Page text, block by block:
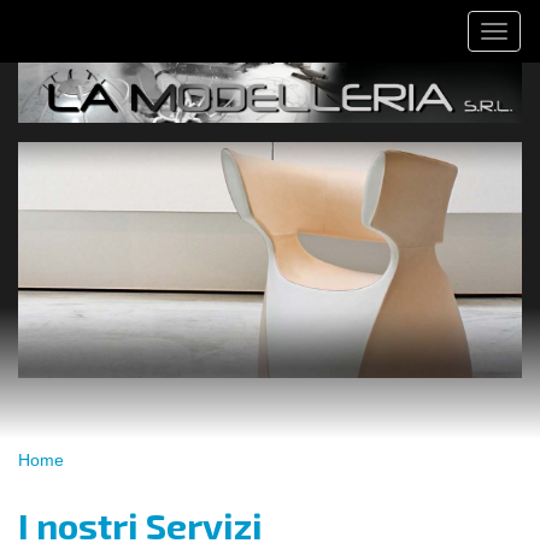
contenuto
principale
Tu
qui
Home
I nostri Servizi